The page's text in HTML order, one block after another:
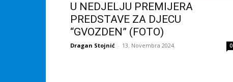
U NEDJELJU PREMIJERA
PREDSTAVE ZA DJECU
“GVOZDEN” (FOTO)
Dragan Stojnić - 13. Novembra 2024. 0